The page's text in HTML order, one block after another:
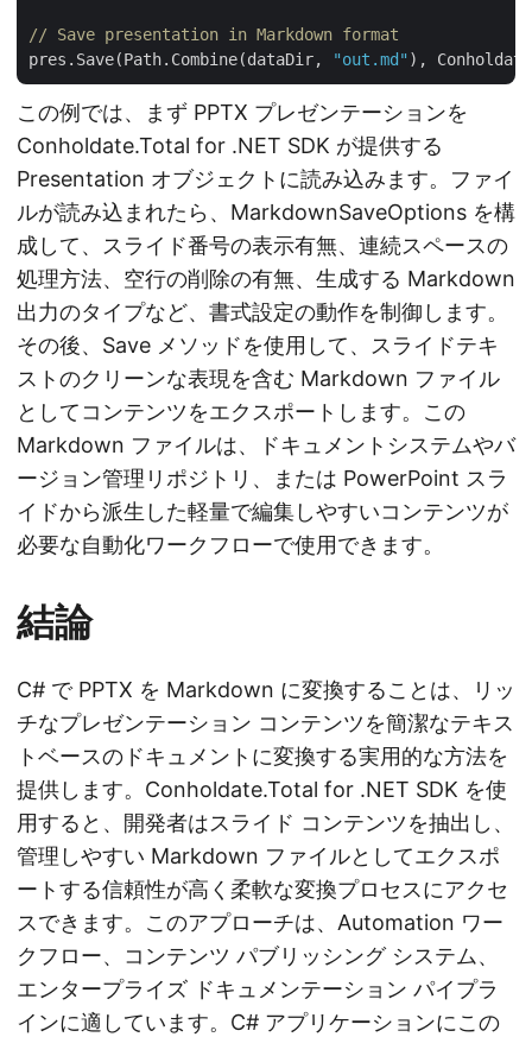
// Save presentation in Markdown format
pres.Save(Path.Combine(dataDir,
"out.md"
この例では、まず PPTX プレゼンテーションを
Conholdate.Total for .NET SDK が提供する
Presentation オブジェクトに読み込みます。ファイ
ルが読み込まれたら、MarkdownSaveOptions を構
成して、スライド番号の表示有無、連続スペースの
処理方法、空行の削除の有無、生成する Markdown
出力のタイプなど、書式設定の動作を制御します。
その後、Save メソッドを使用して、スライドテキ
ストのクリーンな表現を含む Markdown ファイル
としてコンテンツをエクスポートします。この
Markdown ファイルは、ドキュメントシステムやバ
ージョン管理リポジトリ、または PowerPoint スラ
イドから派生した軽量で編集しやすいコンテンツが
必要な自動化ワークフローで使用できます。
結論
C# で PPTX を Markdown に変換することは、リッ
チなプレゼンテーション コンテンツを簡潔なテキス
トベースのドキュメントに変換する実用的な方法を
提供します。Conholdate.Total for .NET SDK を使
用すると、開発者はスライド コンテンツを抽出し、
管理しやすい Markdown ファイルとしてエクスポ
ートする信頼性が高く柔軟な変換プロセスにアクセ
スできます。このアプローチは、Automation ワー
クフロー、コンテンツ パブリッシング システム、
エンタープライズ ドキュメンテーション パイプラ
インに適しています。C# アプリケーションにこの